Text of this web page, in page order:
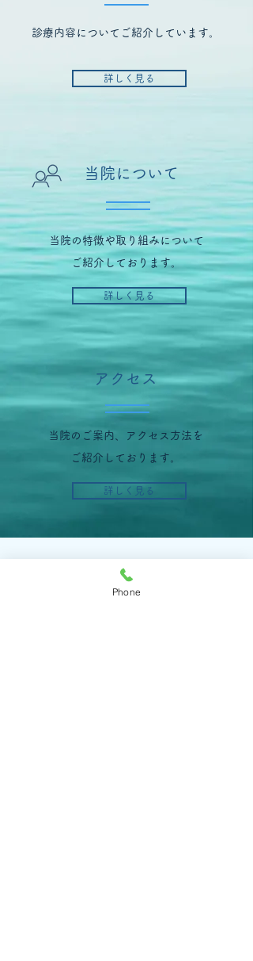
診療内容についてご紹介しています。
詳しく見る
当院について
当院の特徴や取り組みについて
ご紹介しております。
詳しく見る
アクセス
当院のご案内、アクセス方法を
ご紹介しております。
詳しく見る
Phone